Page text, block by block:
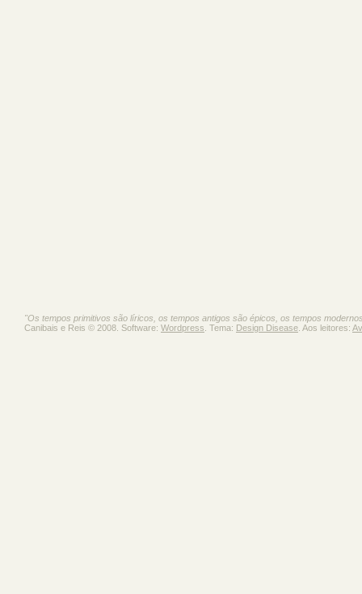
"Os tempos primitivos são líricos, os tempos antigos são épicos, os tempos
Canibais e Reis © 2008. Software: Wordpress . Tema: Design Disease . Aos leitores: